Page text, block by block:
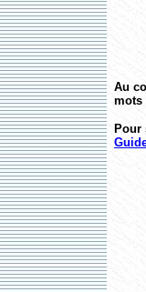
Au
mots
Pour